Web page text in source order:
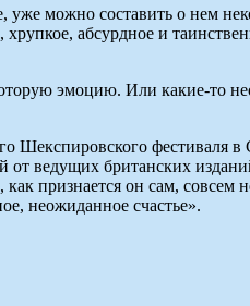
можно составить о нем
хрупкое, абсурдное и
эмоцию. Или какие-то
Шекспировского фестиваля
ведущих британских
признается он сам, совсем
неожиданное счастье».